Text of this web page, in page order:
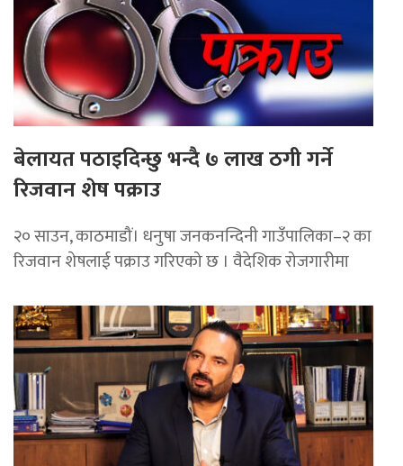
बेलायत पठाइदिन्छु भन्दै ७ लाख ठगी गर्ने
रिजवान शेष पक्राउ
२० साउन, काठमाडौं। धनुषा जनकनन्दिनी गाउँपालिका–२ का
रिजवान शेषलाई पक्राउ गरिएको छ । वैदेशिक रोजगारीमा